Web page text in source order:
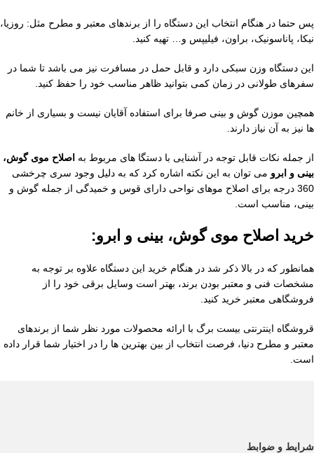
پس حتما در هنگام انتخاب این دستگاه را از برندهای معتبر و مطرح مثل: روزیا،
نیکا، پاناسونیک، براون، فیلیپس و… تهیه کنید.
این دستگاه وزن سبکی دارد و قابل حمل در مسافرت نیز می باشد تا شما در
سفرهای طولانی در زمان کمی بتوانید ظاهر مناسب خود را حفظ کنید.
همچین موزن گوش و بینی صرفا برای استفاده آقایان نیست و بسیاری از خانم
ها نیز به آن نیاز دارند.
از جمله نکات قابل توجه در آشنایی با دستگا های مربوط به اصلاح موی گوش،
بینی و ابرو می توان به این نکته اشاره کرد که به دلیل وجود سری چرخشی
360 درجه برای اصلاح موهای نواحی دارای قوس و خمیدگی از جمله گوش و
بینی، مناسب است.
خرید اصلاح موی گوش، بینی و ابرو:
همانطور که در بالا ذکر شد در هنگام خرید این دستگاه علاوه بر توجه به
مشخصات فنی و معتبر بودن برند، بهتر است وسایل برقی خود را از
فروشگاهی معتبر خرید کنید.
قروشگاه اینترنتی بیست برگ با ارائه محصولات مورد نظر شما از برندهای
معتبر و مطرح دنیا، فرصت انتخاب از بین بهترین ها را در اختیار شما قرار داده
است.
شرایط و ضوابط